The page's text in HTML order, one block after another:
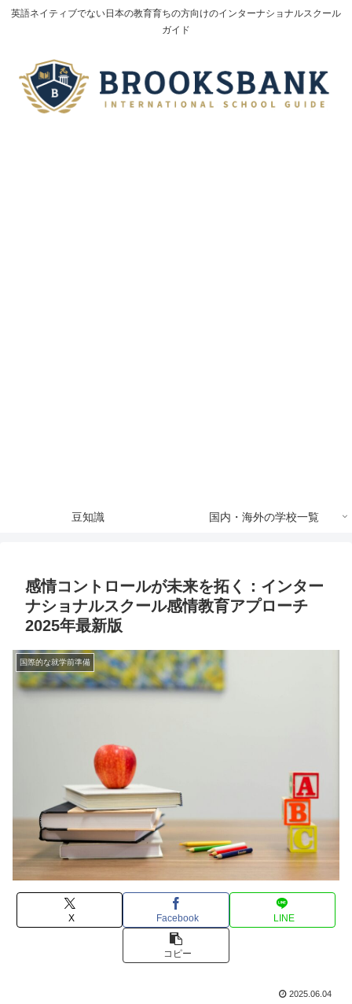
英語ネイティブでない日本の教育育ちの方向けのインターナショナルスクール
ガイド
豆知識 国内・海外の学校一覧
感情コントロールが未来を拓く：インター
ナショナルスクール感情教育アプローチ
2025年最新版
国際的な就学前準備
X Facebook LINE
コピー
2025.06.04